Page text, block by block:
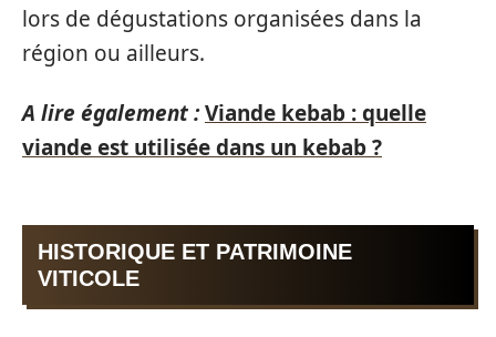
lors de dégustations organisées dans la
région ou ailleurs.
A lire également :Viande kebab : quelle
viande est utilisée dans un kebab ?
HISTORIQUE ET PATRIMOINE
VITICOLE